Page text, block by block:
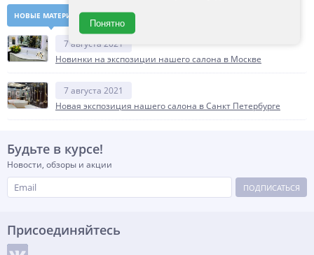
НОВЫЕ МАТЕРИАЛЫ ПОПУЛЯРНЫЕ
7 августа 2021
Новинки на экспозиции нашего салона в Москве
7 августа 2021
Новая экспозиция нашего салона в Санкт Петербурге
Будьте в курсе!
Новости, обзоры и акции
ПОДПИСАТЬСЯ
Присоединяйтесь
Понятно